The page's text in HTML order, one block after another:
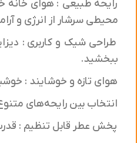
رایحه طبیعی : هوای خانه
محیطی سرشار از انرژی و
طراحی شیک و کاربری :
ببخشید.
هوای تازه و خوشایند :
انتخاب بین رایحه‌های
پخش عطر قابل تنظیم :